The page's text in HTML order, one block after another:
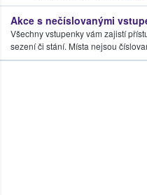
Akce s nečíslovanými
Všechny vstupenky vám zajistí
sezení či stání. Místa nejsou